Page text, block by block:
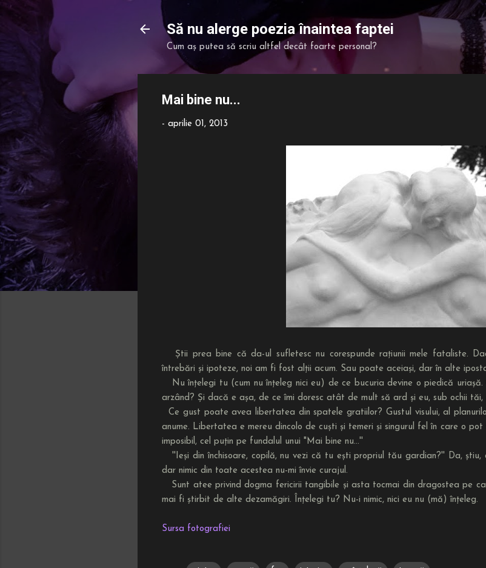
Treceți la conținutul principal
Să nu alerge poezia înaintea faptei
Cum aș putea să scriu altfel decât foarte personal?
Mai bine nu...
- aprilie 01, 2013
Știi prea bine că da-ul sufletesc nu corespunde rațiunii mele fataliste.
întrebări și ipoteze, noi am fi fost alții acum. Sau poate aceiași, dar în alte
Nu înțelegi tu (cum nu înțeleg nici eu) de ce bucuria devine o piedică uriașă.
arzând? Și dacă e așa, de ce îmi doresc atât de mult să ard și eu, sub ochii
Ce gust poate avea libertatea din spatele gratiilor? Gustul visului, al
anume. Libertatea e mereu dincolo de cuști și temeri și singurul fel în care o
imposibil, cel puțin pe fundalul unui "Mai bine nu...''
''Ieși din închisoare, copilă, nu vezi că tu ești propriul tău gardian?'' Da, știu,
dar nimic din toate acestea nu-mi învie curajul.
Sunt atee privind dogma fericirii tangibile și asta tocmai din dragostea pe
mai fi știrbit de alte dezamăgiri. Înțelegi tu? Nu-i nimic, nici eu nu (mă) înțeleg.
Sursa fotografiei